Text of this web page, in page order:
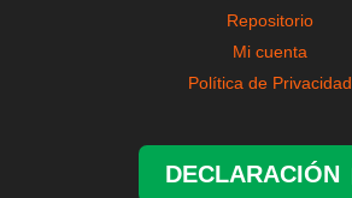
Repositorio
Mi cuenta
Política de Privacidad
DECLARACIÓN